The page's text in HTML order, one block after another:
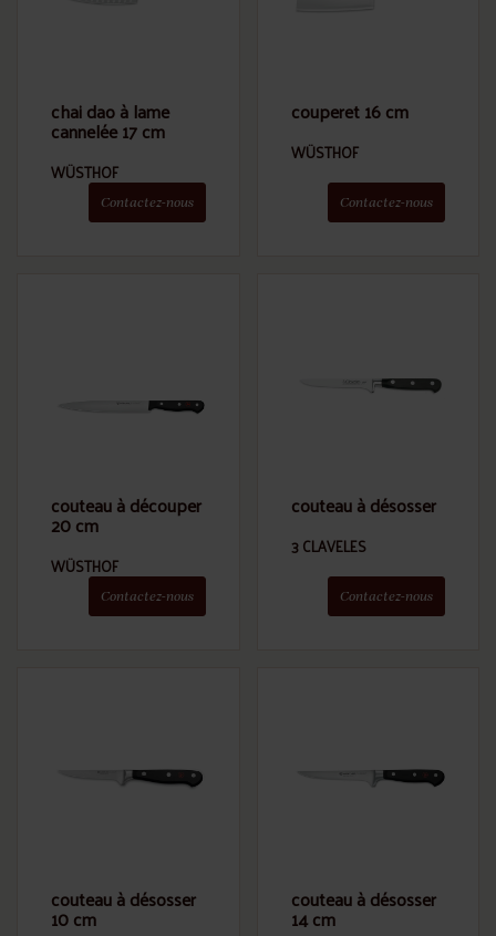
chai dao à lame
cannelée 17 cm
WÜSTHOF
Contactez-nous
couperet 16 cm
WÜSTHOF
Contactez-nous
couteau à découper
20 cm
WÜSTHOF
Contactez-nous
couteau à désosser
3 CLAVELES
Contactez-nous
couteau à désosser
10 cm
couteau à désosser
14 cm